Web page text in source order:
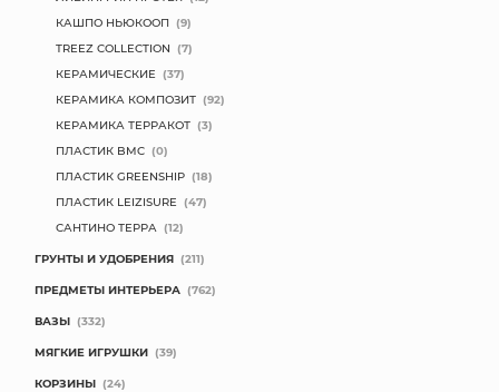
КАШПО НЬЮКООП (9)
TREEZ COLLECTION (7)
КЕРАМИЧЕСКИЕ (37)
КЕРАМИКА КОМПОЗИТ (92)
КЕРАМИКА ТЕРРАКОТ (3)
ПЛАСТИК BMC (0)
ПЛАСТИК GREENSHIP (18)
ПЛАСТИК LEIZISURE (47)
САНТИНО ТЕРРА (12)
ГРУНТЫ И УДОБРЕНИЯ (211)
ПРЕДМЕТЫ ИНТЕРЬЕРА (762)
ВАЗЫ (332)
МЯГКИЕ ИГРУШКИ (39)
КОРЗИНЫ (24)